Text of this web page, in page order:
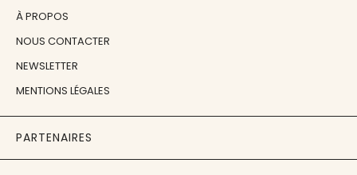
À PROPOS
NOUS CONTACTER
NEWSLETTER
MENTIONS LÉGALES
PARTENAIRES